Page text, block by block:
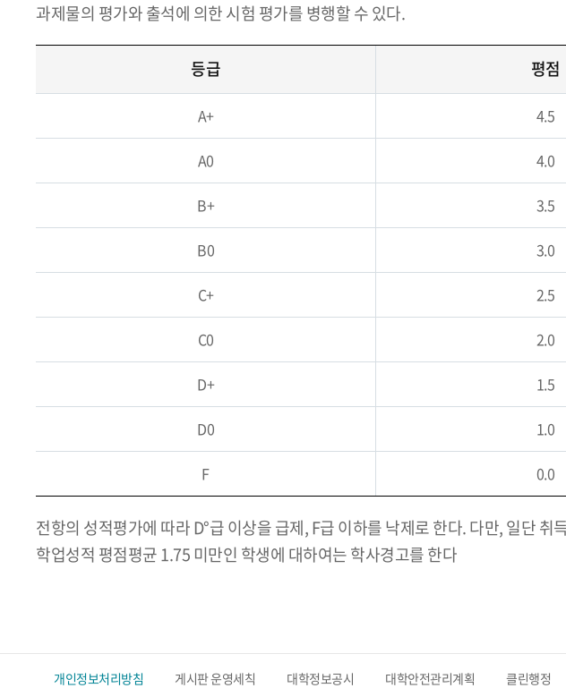
과제물의 평가와 출석에 의한 시험 평가를 병행할 수 있다.
등급 평점
A+ 4.5
A0 4.0
B+ 3.5
B0 3.0
C+ 2.5
C0 2.0
D+ 1.5
D0 1.0
F 0.0
전항의 성적평가에 따라 D°급 이상을 급제, F급 이하를 낙제로 한다. 다만, 일단 취
학업성적 평점평균 1.75 미만인 학생에 대하여는 학사경고를 한다
개인정보처리방침 게시판 운영세칙 대학정보공시 대학안전관리계획 클린행정